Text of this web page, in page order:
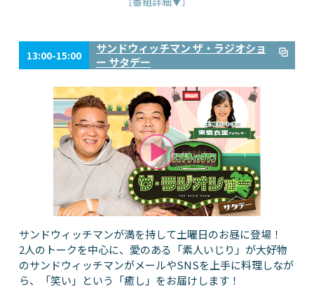
13:00-15:00
サンドウィッチマン ザ・ラジオショ
ー サタデー
サンドウィッチマンが満を持して土曜日のお昼に登場！
2人のトークを中心に、愛のある「素人いじり」が大好物
のサンドウィッチマンがメールやSNSを上手に料理しなが
ら、「笑い」という「癒し」をお届けします！